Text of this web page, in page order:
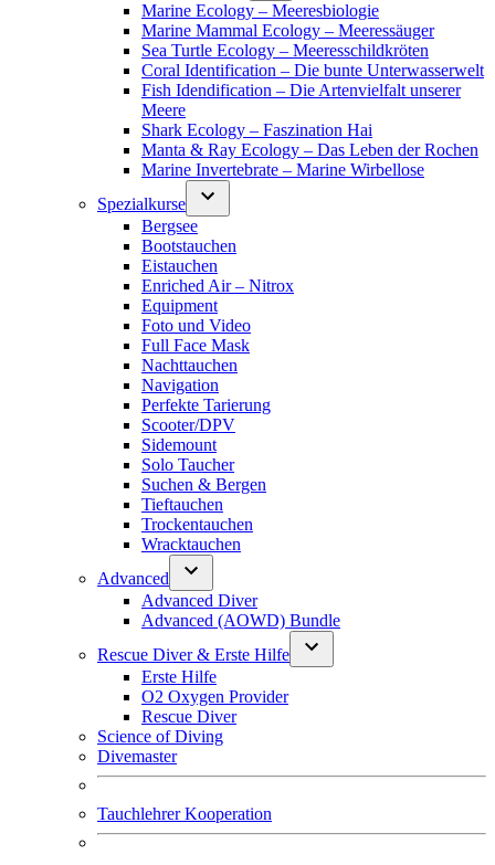
Marine Ecology – Meeresbiologie
Marine Mammal Ecology – Meeressäuger
Sea Turtle Ecology – Meeresschildkröten
Coral Identification – Die bunte Unterwasserwelt
Fish Idendification – Die Artenvielfalt unserer
Meere
Shark Ecology – Faszination Hai
Manta & Ray Ecology – Das Leben der Rochen
Marine Invertebrate – Marine Wirbellose
Spezialkurse
Bergsee
Bootstauchen
Eistauchen
Enriched Air – Nitrox
Equipment
Foto und Video
Full Face Mask
Nachttauchen
Navigation
Perfekte Tarierung
Scooter/DPV
Sidemount
Solo Taucher
Suchen & Bergen
Tieftauchen
Trockentauchen
Wracktauchen
Advanced
Advanced Diver
Advanced (AOWD) Bundle
Rescue Diver & Erste Hilfe
Erste Hilfe
O2 Oxygen Provider
Rescue Diver
Science of Diving
Divemaster
Tauchlehrer Kooperation